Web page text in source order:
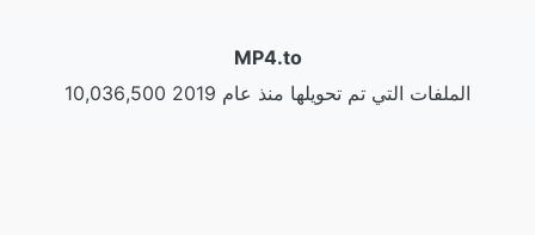
MP4.to
10,036,500 الملفات التي تم تحويلها منذ عام 2019